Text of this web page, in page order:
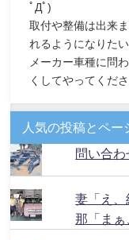
ﾟДﾟ)
取付や整備は出来
れるようになりた
メーカー車種に問
くしてやってくださ
人気の投稿とペー
問い合わ
妻「え、
那「まぁ